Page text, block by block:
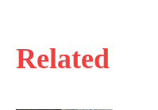
Related